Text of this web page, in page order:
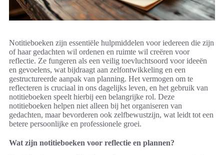
Notitieboeken zijn essentiële hulpmiddelen voor iedereen die zijn
of haar gedachten wil ordenen en ruimte wil creëren voor
reflectie. Ze fungeren als een veilig toevluchtsoord voor ideeën
en gevoelens, wat bijdraagt aan zelfontwikkeling en een
gestructureerde aanpak van planning. Het vermogen om te
reflecteren is cruciaal in ons dagelijks leven, en het gebruik van
notitieboeken speelt hierbij een belangrijke rol. Deze
notitieboeken helpen niet alleen bij het organiseren van
gedachten, maar bevorderen ook zelfbewustzijn, wat leidt tot een
betere persoonlijke en professionele groei.
Wat zijn notitieboeken voor reflectie en plannen?